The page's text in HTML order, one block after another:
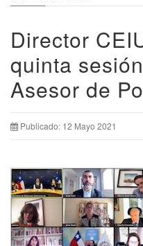
Director
quinta
Asesor de
Publicado: 12 Mayo 2021